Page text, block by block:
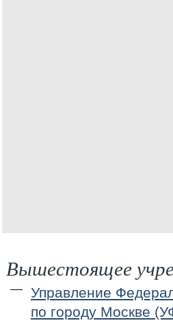
Вышестоящее
Управление
по городу Москве